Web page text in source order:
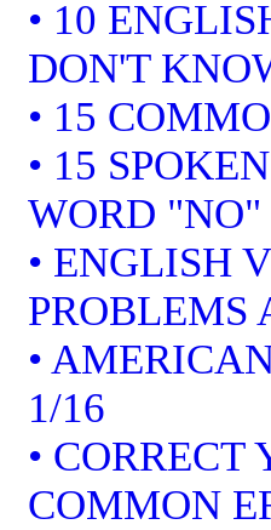
• 10
DON'T
• 15
• 15
WORD "NO"
• ENGLISH
PROBLEMS
•
1/16
• CORRECT
COMMON